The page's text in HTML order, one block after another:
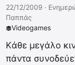
Videogames
22/12/2009 ·
Παππάς
Kάθε μεγάλο
πάντα